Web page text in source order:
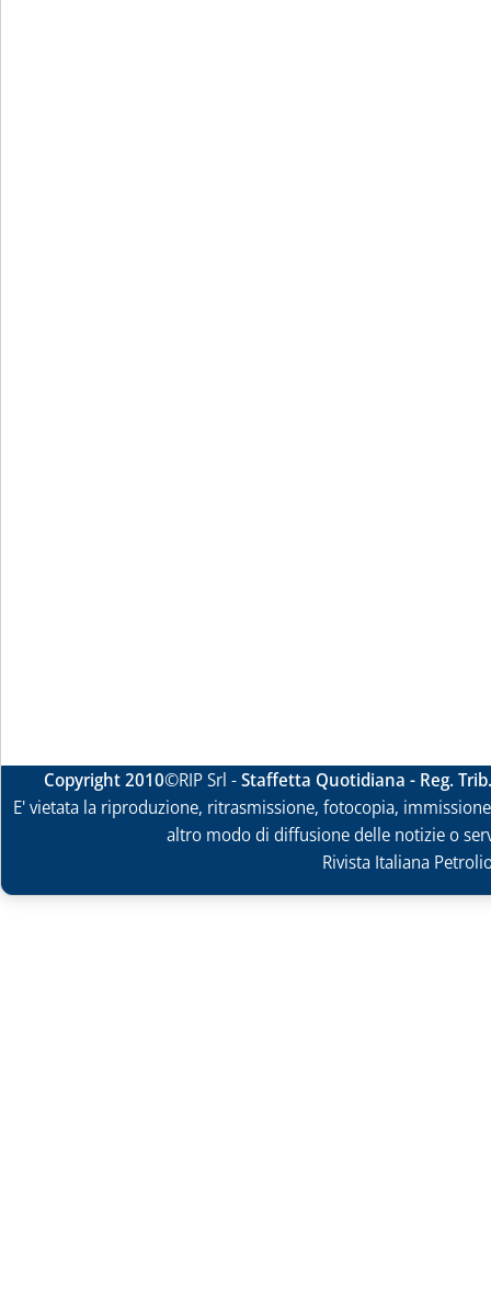
Copyright 2010©RIP Srl -Staffetta Quotidiana - Reg.
E' vietata la riproduzione, ritrasmissione, fotocopia,
altro modo di diffusione delle notizie o
Rivista Italiana